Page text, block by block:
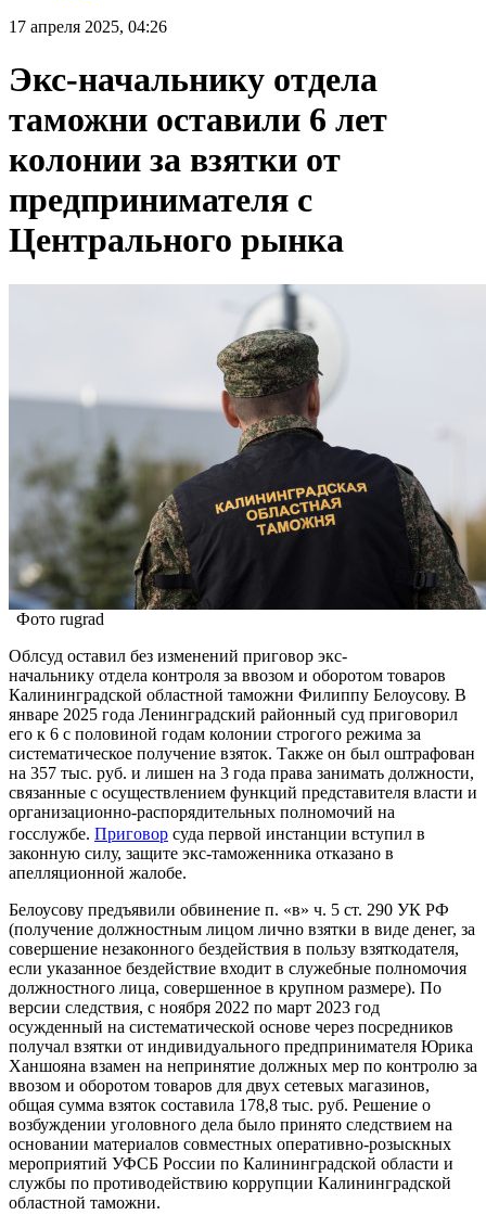
17 апреля 2025, 04:26
Экс-начальнику отдела
таможни оставили 6 лет
колонии за взятки от
предпринимателя с
Центрального рынка
Фото rugrad
Облсуд оставил без изменений приговор экс-
начальнику отдела контроля за ввозом и оборотом товаров
Калининградской областной таможни Филиппу Белоусову. В
январе 2025 года Ленинградский районный суд приговорил
его к 6 c половиной годам колонии строгого режима за
систематическое получение взяток. Также он был оштрафован
на 357 тыс. руб. и лишен на 3 года права занимать должности,
связанные с осуществлением функций представителя власти и
организационно-распорядительных полномочий на
госслужбе. Приговор суда первой инстанции вступил в
законную силу, защите экс-таможенника отказано в
апелляционной жалобе.
Белоусову предъявили обвинение п. «в» ч. 5 ст. 290 УК РФ
(получение должностным лицом лично взятки в виде денег, за
совершение незаконного бездействия в пользу взяткодателя,
если указанное бездействие входит в служебные полномочия
должностного лица, совершенное в крупном размере). По
версии следствия, с ноября 2022 по март 2023 год
осужденный на систематической основе через посредников
получал взятки от индивидуального предпринимателя Юрика
Ханшояна взамен на непринятие должных мер по контролю за
ввозом и оборотом товаров для двух сетевых магазинов,
общая сумма взяток составила 178,8 тыс. руб. Решение о
возбуждении уголовного дела было принято следствием на
основании материалов совместных оперативно-розыскных
мероприятий УФСБ России по Калининградской области и
службы по противодействию коррупции Калининградской
областной таможни.